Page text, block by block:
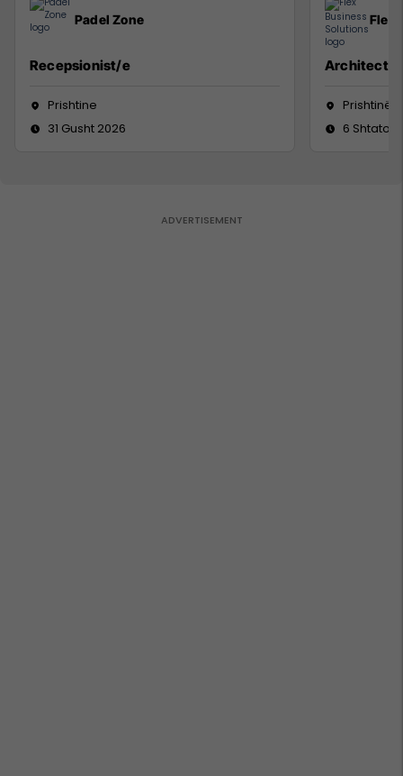
Padel Zone
Recepsionist/e
Prishtine
31 Gusht 2026
Flex
Architect
Prishtinë
6 Shtator